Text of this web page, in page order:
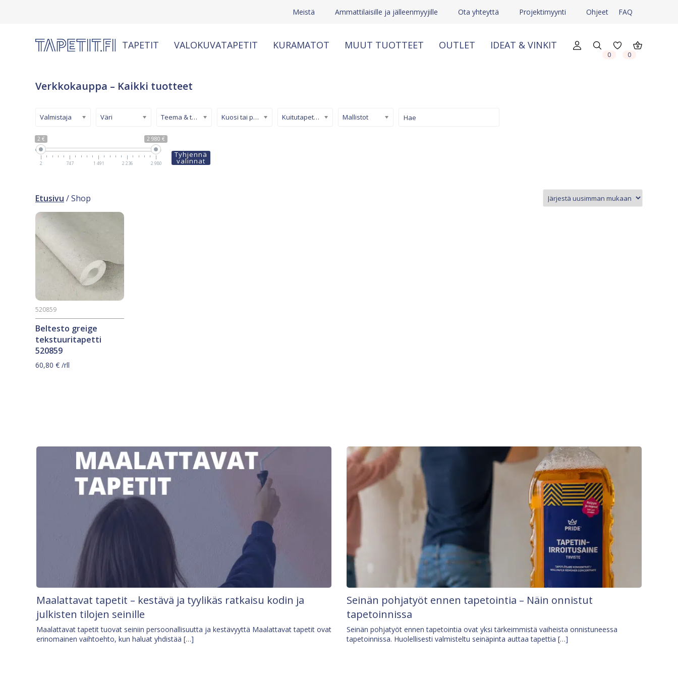
Meistä Ammattilaisille ja jälleenmyyjille Ota yhteyttä Projektimyynti Ohjeet FAQ
TAPETIT VALOKUVATAPETIT KURAMATOT MUUT TUOTTEET OUTLET IDEAT & VINKIT
0 0
Verkkokauppa – Kaikki tuotteet
2 € 2 980 €
2 747 1 491 2 236 2 980
Valmistaja Väri Teema & tyyli Kuosi tai pinta Kuitutapetti (non-woven) Mallistot
Tyhjennä
valinnat
Etusivu / Shop
Beltesto greige
tekstuuritapetti
520859
520859
60,80 € /rll
Maalattavat tapetit – kestävä ja tyylikäs ratkaisu kodin ja
julkisten tilojen seinille
Maalattavat tapetit tuovat seiniin persoonallisuutta ja kestävyyttä Maalattavat tapetit ovat
erinomainen vaihtoehto, kun haluat yhdistää […]
Seinän pohjatyöt ennen tapetointia – Näin onnistut
tapetoinnissa
Seinän pohjatyöt ennen tapetointia ovat yksi tärkeimmistä vaiheista onnistuneessa
tapetoinnissa. Huolellisesti valmisteltu seinäpinta auttaa tapettia […]